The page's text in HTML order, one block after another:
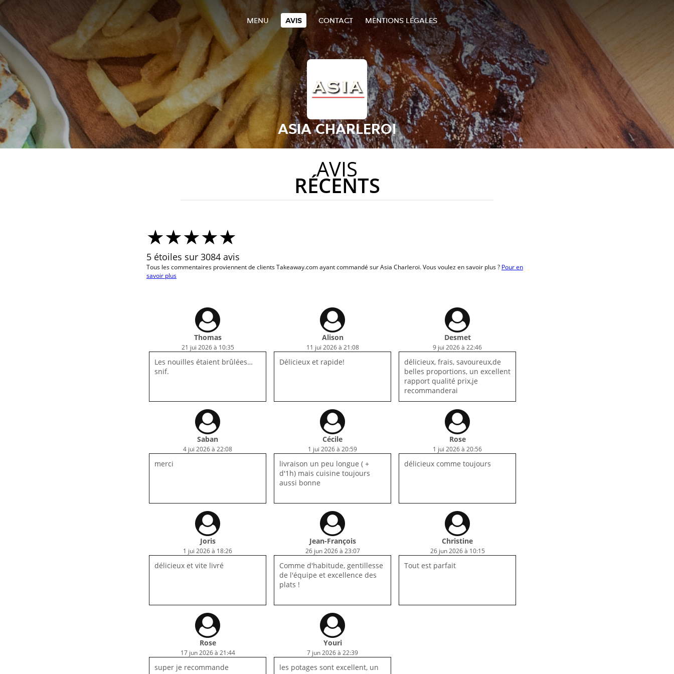
MENU AVIS CONTACT MENTIONS LÉGALES
ASIA CHARLEROI
AVIS
RÉCENTS
5 étoiles sur 3084 avis
Tous les commentaires proviennent de clients Takeaway.com ayant commandé sur Asia Charleroi. Vous voulez en savoir plus ? Pour en
savoir plus
Thomas
21 jui 2026 à 10:35
Les nouilles étaient brûlées…
snif.
Alison
11 jui 2026 à 21:08
Délicieux et rapide!
Desmet
9 jui 2026 à 22:46
délicieux, frais, savoureux,de
belles proportions, un excellent
rapport qualité prix,je
recommanderai
Saban
4 jui 2026 à 22:08
merci
Cécile
1 jui 2026 à 20:59
livraison un peu longue ( +
d'1h) mais cuisine toujours
aussi bonne
Rose
1 jui 2026 à 20:56
délicieux comme toujours
Joris
1 jui 2026 à 18:26
délicieux et vite livré
Jean-François
26 jun 2026 à 23:07
Comme d'habitude, gentillesse
de l'équipe et excellence des
plats !
Christine
26 jun 2026 à 10:15
Tout est parfait
Rose
17 jun 2026 à 21:44
super je recommande
Youri
7 jun 2026 à 22:39
les potages sont excellent, un